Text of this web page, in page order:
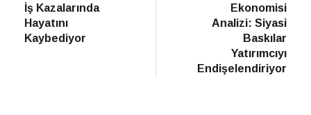
İş Kazalarında
Hayatını
Kaybediyor
Ekonomisi
Analizi: Siyasi
Baskılar
Yatırımcıyı
Endişelendiriyor